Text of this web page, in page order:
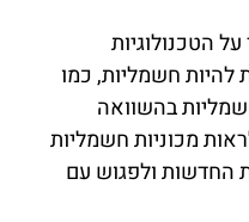
הטכנולוגיות
חשמליות, כמו
בהשוואה
מכוניות חשמליות
החדשות ולפגוש עם